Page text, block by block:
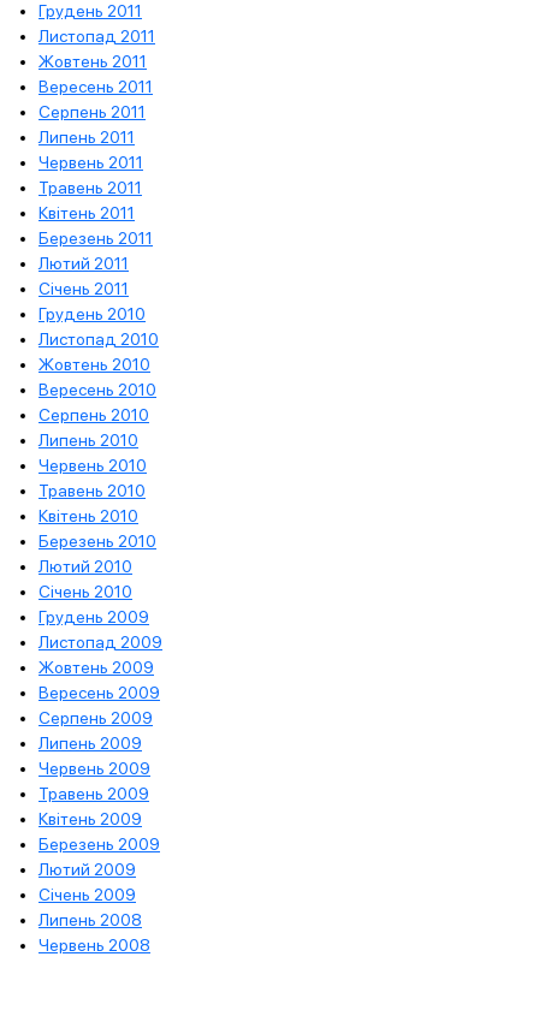
Грудень 2011
Листопад 2011
Жовтень 2011
Вересень 2011
Серпень 2011
Липень 2011
Червень 2011
Травень 2011
Квітень 2011
Березень 2011
Лютий 2011
Січень 2011
Грудень 2010
Листопад 2010
Жовтень 2010
Вересень 2010
Серпень 2010
Липень 2010
Червень 2010
Травень 2010
Квітень 2010
Березень 2010
Лютий 2010
Січень 2010
Грудень 2009
Листопад 2009
Жовтень 2009
Вересень 2009
Серпень 2009
Липень 2009
Червень 2009
Травень 2009
Квітень 2009
Березень 2009
Лютий 2009
Січень 2009
Липень 2008
Червень 2008